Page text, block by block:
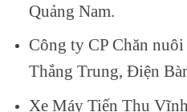
Quảng Nam.
Công ty CP Chăn
Thắng Trung, Điện
Xe Máy Tiến Thu